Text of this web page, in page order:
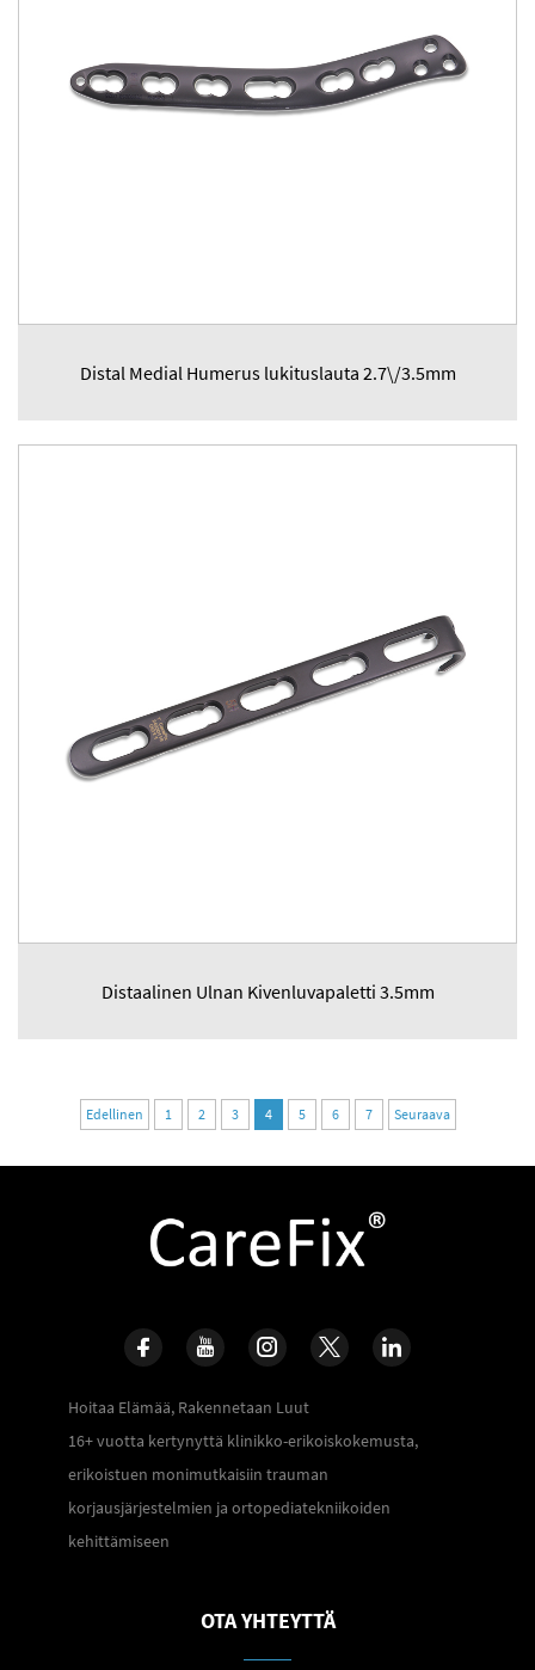
Distal Medial Humerus lukituslauta 2.7\/3.5mm
Distaalinen Ulnan Kivenluvapaletti 3.5mm
Edellinen 1 2 3 4 5 6 7 Seuraava
Hoitaa Elämää, Rakennetaan Luut
16+ vuotta kertynyttä klinikko-erikoiskokemusta,
erikoistuen monimutkaisiin trauman
korjausjärjestelmien ja ortopediatekniikoiden
kehittämiseen
OTA YHTEYTTÄ